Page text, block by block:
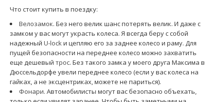
Что стоит купить в поездку:
Велозамок. Без него велик шанс потерять велик. И даже с
замком у вас могут украсть колеса. Я всегда беру с собой
надежный U-lockи цепляю его за заднее колесо и раму. Для
пущей безопасности на переднее колесо можно захватить
еще дешевый трос. Без такого замка у моего друга Максима в
Дюссельдорфе увели переднее колесо (если у вас колеса на
гайках, а не эксцентриках, можете не париться).
Фонари. Автомобилисты могут вас безопасно объехать,